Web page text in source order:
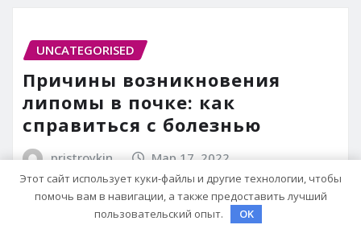
UNCATEGORISED
Причины возникновения
липомы в почке: как
справиться с болезнью
pristroykin_ Мар 17, 2022
Этот сайт использует куки-файлы и другие технологии, чтобы
помочь вам в навигации, а также предоставить лучший
пользовательский опыт.
OK